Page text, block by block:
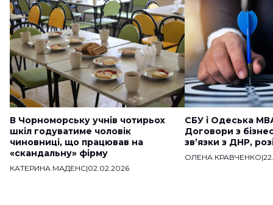
В Чорноморську учнів чотирьох
шкіл годуватиме чоловік
чиновниці, що працював на
«скандальну» фірму
КАТЕРИНА МАДЕНС|02.02.2026
СБУ і Одеська
Договори з
звʼязки з ДНР,
ОЛЕНА КРАВЧЕНКО|